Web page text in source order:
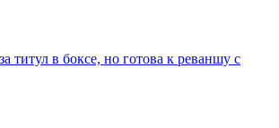
титул в боксе, но готова к реваншу с